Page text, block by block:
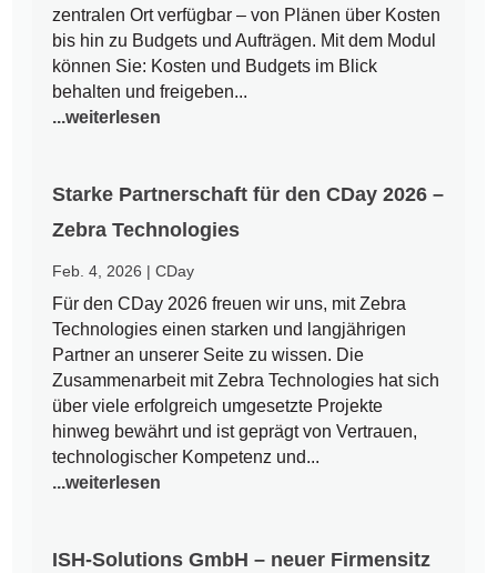
zentralen Ort verfügbar – von Plänen über Kosten
bis hin zu Budgets und Aufträgen. Mit dem Modul
können Sie: Kosten und Budgets im Blick
behalten und freigeben...
...weiterlesen
Starke Partnerschaft für den CDay 2026 –
Zebra Technologies
Feb. 4, 2026 |CDay
Für den CDay 2026 freuen wir uns, mit Zebra
Technologies einen starken und langjährigen
Partner an unserer Seite zu wissen. Die
Zusammenarbeit mit Zebra Technologies hat sich
über viele erfolgreich umgesetzte Projekte
hinweg bewährt und ist geprägt von Vertrauen,
technologischer Kompetenz und...
...weiterlesen
ISH-Solutions GmbH – neuer Firmensitz